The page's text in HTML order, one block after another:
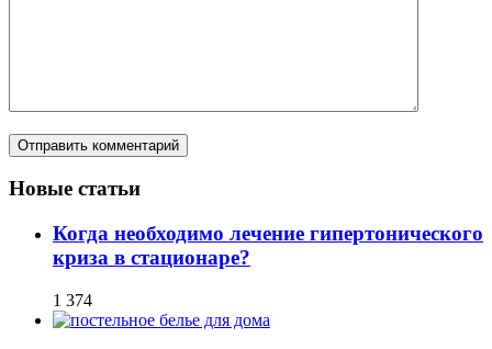
Новые статьи
Когда необходимо лечение гипертонического
криза в стационаре?
1 374